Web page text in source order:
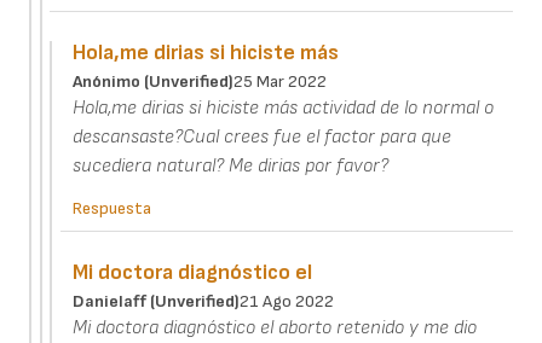
Hola,me dirias si hiciste más
Anónimo (unverified)25 Mar 2022
Hola,me dirias si hiciste más actividad de lo normal o
descansaste?Cual crees fue el factor para que
sucediera natural? Me dirias por favor?
Respuesta
Mi doctora diagnóstico el
Danielaff (unverified)21 Ago 2022
Mi doctora diagnóstico el aborto retenido y me dio